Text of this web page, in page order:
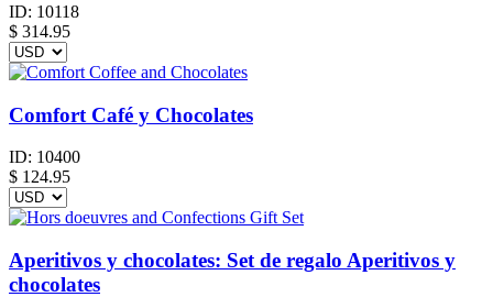
ID: 10118
$ 314.95
Comfort Café y Chocolates
ID: 10400
$ 124.95
Aperitivos y chocolates: Set de regalo Aperitivos y
chocolates